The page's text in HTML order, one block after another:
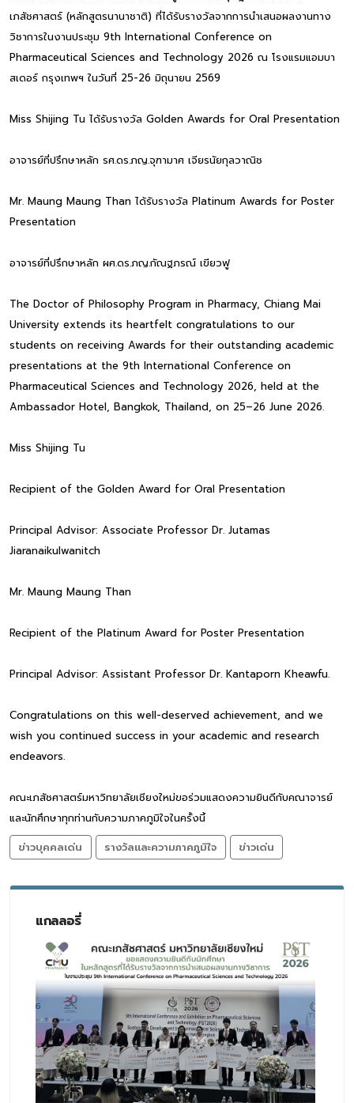
เภสัชศาสตร์ (หลักสูตรนานาชาติ) ที่ได้รับรางวัลจากการนำเสนอผลงานทาง
วิชาการในงานประชุม 9th International Conference on
Pharmaceutical Sciences and Technology 2026 ณ โรงแรมแอมบา
สเดอร์ กรุงเทพฯ ในวันที่ 25-26 มิถุนายน 2569
Miss Shijing Tu ได้รับรางวัล Golden Awards for Oral Presentation
อาจารย์ที่ปรึกษาหลัก รศ.ดร.ภญ.จุฑามาศ เจียรนัยกุลวาณิช
Mr. Maung Maung Than ได้รับรางวัล Platinum Awards for Poster
Presentation
อาจารย์ที่ปรึกษาหลัก ผศ.ดร.ภญ.กัณฐภรณ์ เขียวฟู
The Doctor of Philosophy Program in Pharmacy, Chiang Mai
University extends its heartfelt congratulations to our
students on receiving Awards for their outstanding academic
presentations at the 9th International Conference on
Pharmaceutical Sciences and Technology 2026, held at the
Ambassador Hotel, Bangkok, Thailand, on 25–26 June 2026.
Miss Shijing Tu
Recipient of the Golden Award for Oral Presentation
Principal Advisor: Associate Professor Dr. Jutamas
Jiaranaikulwanitch
Mr. Maung Maung Than
Recipient of the Platinum Award for Poster Presentation
Principal Advisor: Assistant Professor Dr. Kantaporn Kheawfu.
Congratulations on this well-deserved achievement, and we
wish you continued success in your academic and research
endeavors.
คณะเภสัชศาสตร์มหาวิทยาลัยเชียงใหม่ขอร่วมแสดงความยินดีกับคณาจารย์
และนักศึกษาทุกท่านกับความภาคภูมิใจในครั้งนี้
ข่าวบุคคลเด่น
รางวัลและความภาคภูมิใจ ข่าวเด่น
แกลลอรี่